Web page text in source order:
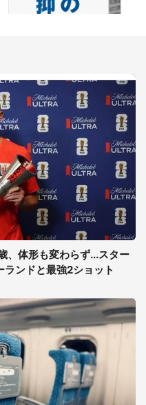
、体形も変わらず...スター
ンドと最強2ショット